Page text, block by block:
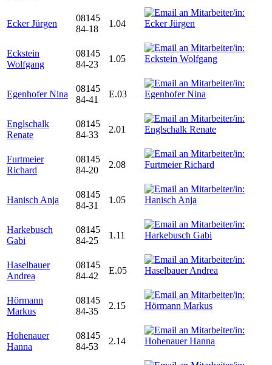
Ecker Jürgen
08145
84-18
1.04
Eckstein
Wolfgang
08145
84-23
1.05
Egenhofer Nina
08145
84-41
E.03
Englschalk
Renate
08145
84-33
2.01
Furtmeier
Richard
08145
84-20
2.08
Hanisch Anja
08145
84-31
1.05
Harkebusch
Gabi
08145
84-25
1.11
Haselbauer
Andrea
08145
84-42
E.05
Hörmann
Markus
08145
84-35
2.15
Hohenauer
Hanna
08145
84-53
2.14